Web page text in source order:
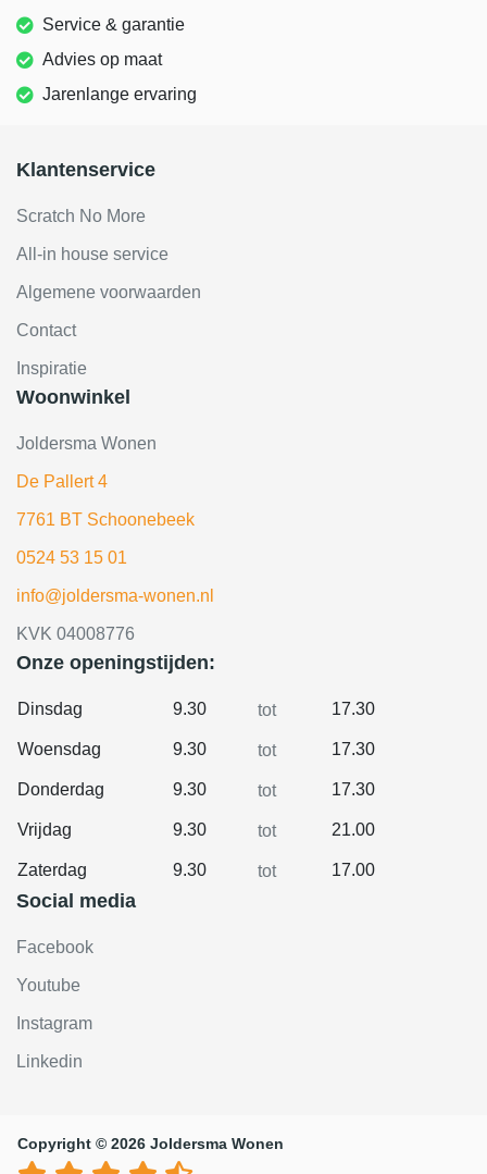
Service & garantie
Advies op maat
Jarenlange ervaring
Klantenservice
Scratch No More
All-in house service
Algemene voorwaarden
Contact
Inspiratie
Woonwinkel
Joldersma Wonen
De Pallert 4
7761 BT Schoonebeek
0524 53 15 01
info@joldersma-wonen.nl
KVK 04008776
Onze openingstijden:
Dinsdag 9.30 tot 17.30
Woensdag 9.30 tot 17.30
Donderdag 9.30 tot 17.30
Vrijdag 9.30 tot 21.00
Zaterdag 9.30 tot 17.00
Social media
Facebook
Youtube
Instagram
Linkedin
Copyright © 2026 Joldersma Wonen